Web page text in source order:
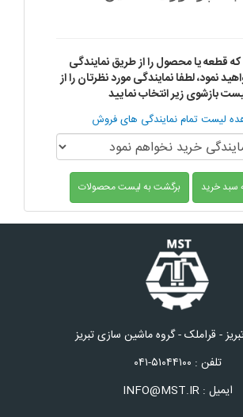
قطعه یا محصول را از طریق نمایندگی
نمود، لطفا نمایندگی مورد نظرتان را از
بازشوی زیر انتخاب نمایید
لیست تمام نمایندگی های فروش
سبد خرید برگشت به لیست محصولات
- قراملک - گروه ماشین سازی تبریز
تلفن : ۵۱۰۴۴۱۰۰-۰۴۱
ایمیل : INFO@MST.IR